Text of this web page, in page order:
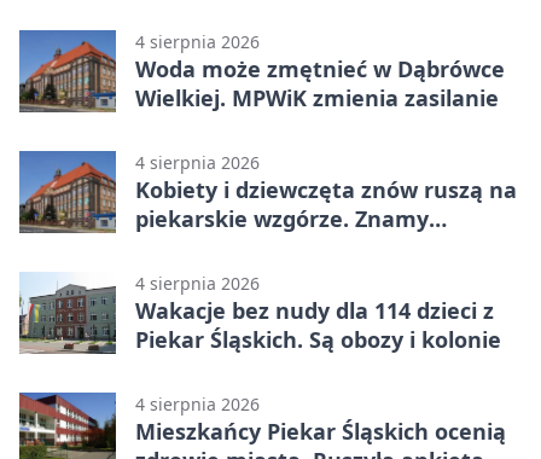
4 sierpnia 2026
Woda może zmętnieć w Dąbrówce
Wielkiej. MPWiK zmienia zasilanie
4 sierpnia 2026
Kobiety i dziewczęta znów ruszą na
piekarskie wzgórze. Znamy
4 sierpnia 2026
Wakacje bez nudy dla 114 dzieci z
Piekar Śląskich. Są obozy i kolonie
4 sierpnia 2026
Mieszkańcy Piekar Śląskich ocenią